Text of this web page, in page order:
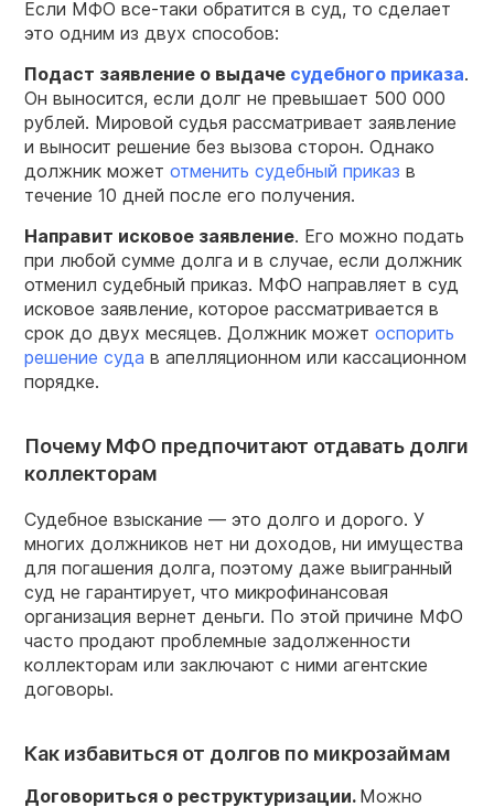
Если МФО все-таки обратится в суд, то сделает
это одним из двух способов:
Подаст заявление о выдаче судебного приказа.
Он выносится, если долг не превышает 500 000
рублей. Мировой судья рассматривает заявление
и выносит решение без вызова сторон. Однако
должник может отменить судебный приказ в
течение 10 дней после его получения.
Направит исковое заявление. Его можно подать
при любой сумме долга и в случае, если должник
отменил судебный приказ. МФО направляет в суд
исковое заявление, которое рассматривается в
срок до двух месяцев. Должник может оспорить
решение суда в апелляционном или кассационном
порядке.
Почему МФО предпочитают отдавать долги
коллекторам
Судебное взыскание — это долго и дорого. У
многих должников нет ни доходов, ни имущества
для погашения долга, поэтому даже выигранный
суд не гарантирует, что микрофинансовая
организация вернет деньги. По этой причине МФО
часто продают проблемные задолженности
коллекторам или заключают с ними агентские
договоры.
Как избавиться от долгов по микрозаймам
Договориться о реструктуризации. Можно